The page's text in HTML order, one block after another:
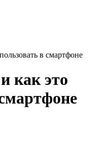
в смартфоне
как это